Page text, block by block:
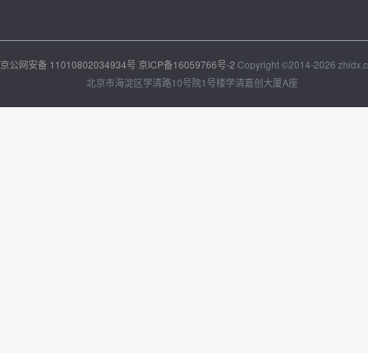
京公网安备 11010802034934号 京ICP备16059766号-2 Copyright ©2014-2026
北京市海淀区学清路10号院1号楼学清嘉创大厦A座